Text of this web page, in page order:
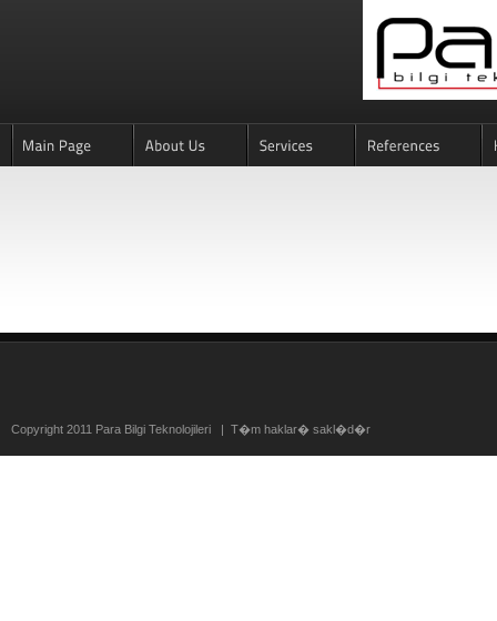
Copyright 2011 Para Bilgi Teknolojileri | T�m haklar� sakl�d�r